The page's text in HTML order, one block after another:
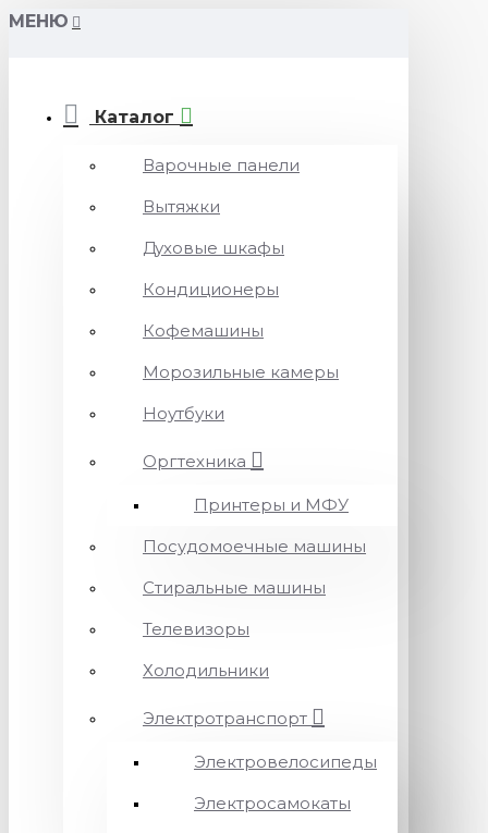
МЕНЮ
Каталог
Варочные панели
Вытяжки
Духовые шкафы
Кондиционеры
Кофемашины
Морозильные камеры
Ноутбуки
Оргтехника
Принтеры и МФУ
Посудомоечные машины
Стиральные машины
Телевизоры
Холодильники
Электротранспорт
Электровелосипеды
Электросамокаты